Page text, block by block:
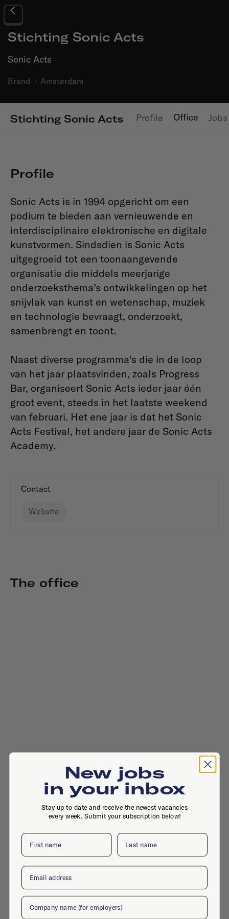
Stichting Sonic Acts
Sonic Acts
Brand · Amsterdam
Stichting Sonic Acts Profile Office Jobs
Profile
Sonic Acts is in 1994 opgericht om een
podium te bieden aan vernieuwende en
interdisciplinaire elektronische en digitale
kunstvormen. Sindsdien is Sonic Acts
uitgegroeid tot een toonaangevende
organisatie die middels meerjarige
onderzoeksthema’s ontwikkelingen op het
snijvlak van kunst en wetenschap, muziek
en technologie bevraagt, onderzoekt,
samenbrengt en toont.
Naast diverse programma's die in de loop
van het jaar plaatsvinden, zoals Progress
Bar, organiseert Sonic Acts ieder jaar één
groot event, steeds in het laatste weekend
van februari. Het ene jaar is dat het Sonic
Acts Festival, het andere jaar de Sonic Acts
Academy.
Contact
Website
The office
Weteringschans, 6-8, 1017 SG, Amsterdam
New jobs
in your inbox
Stay up to date and receive the newest vacancies
every week. Submit your subscription below!
First name Last name
Email
Company